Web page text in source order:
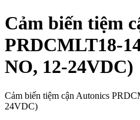
Cảm biến tiệm
PRDCMLT18-
NO, 12-24VDC)
Cảm biến tiệm cận Autonics
24VDC)